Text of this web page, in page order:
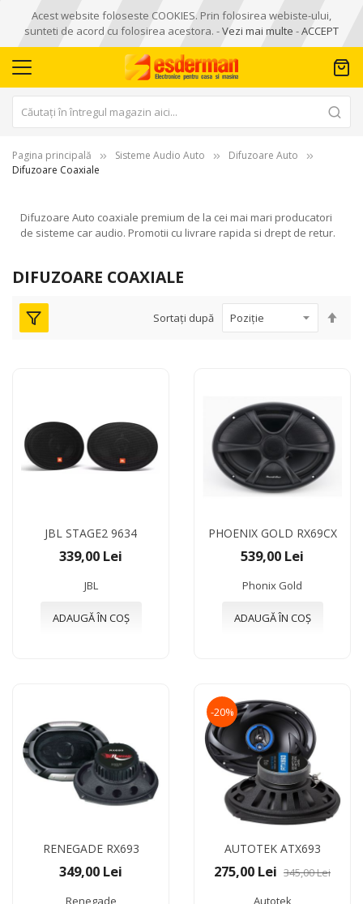
Acest website foloseste COOKIES. Prin folosirea webiste-ului,
sunteti de acord cu folosirea acestora. -Vezi mai multe -ACCEPT
Pagina principală Sisteme Audio Auto
Difuzoare Auto
Difuzoare Coaxiale
Difuzoare Auto coaxiale premium de la cei mai mari producatori
de sisteme car audio. Promotii cu livrare rapida si drept de retur.
DIFUZOARE COAXIALE
Sortați după
JBL STAGE2 9634
339,00 Lei
JBL
ADAUGĂ ÎN COȘ
PHOENIX GOLD RX69CX
539,00 Lei
Phonix Gold
ADAUGĂ ÎN COȘ
RENEGADE RX693
349,00 Lei
Renegade
-20%
AUTOTEK ATX693
275,00 Lei 345,00 Lei
Autotek